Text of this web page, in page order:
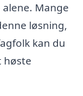
Mange
løsning,
kan du
høste